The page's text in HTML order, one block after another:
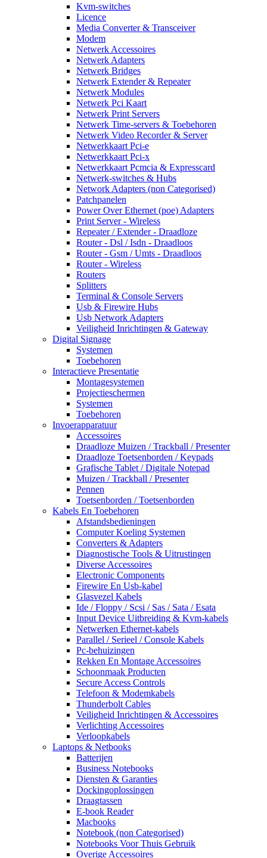
Kvm-switches
Licence
Media Converter & Transceiver
Modem
Netwerk Accessoires
Netwerk Adapters
Netwerk Bridges
Netwerk Extender & Repeater
Netwerk Modules
Netwerk Pci Kaart
Netwerk Print Servers
Netwerk Time-servers & Toebehoren
Netwerk Video Recorder & Server
Netwerkkaart Pci-e
Netwerkkaart Pci-x
Netwerkkaart Pcmcia & Expresscard
Netwerk-switches & Hubs
Network Adapters (non Categorised)
Patchpanelen
Power Over Ethernet (poe) Adapters
Print Server - Wireless
Repeater / Extender - Draadloze
Router - Dsl / Isdn - Draadloos
Router - Gsm / Umts - Draadloos
Router - Wireless
Routers
Splitters
Terminal & Console Servers
Usb & Firewire Hubs
Usb Network Adapters
Veiligheid Inrichtingen & Gateway
Digital Signage
Systemen
Toebehoren
Interactieve Presentatie
Montagesystemen
Projectieschermen
Systemen
Toebehoren
Invoerapparatuur
Accessoires
Draadloze Muizen / Trackball / Presenter
Draadloze Toetsenborden / Keypads
Grafische Tablet / Digitale Notepad
Muizen / Trackball / Presenter
Pennen
Toetsenborden / Toetsenborden
Kabels En Toebehoren
Afstandsbedieningen
Computer Koeling Systemen
Converters & Adapters
Diagnostische Tools & Uitrustingen
Diverse Accessoires
Electronic Components
Firewire En Usb-kabel
Glasvezel Kabels
Ide / Floppy / Scsi / Sas / Sata / Esata
Input Device Uitbreiding & Kvm-kabels
Netwerken Ethernet-kabels
Parallel / Serieel / Console Kabels
Pc-behuizingen
Rekken En Montage Accessoires
Schoonmaak Producten
Secure Access Controls
Telefoon & Modemkabels
Thunderbolt Cables
Veiligheid Inrichtingen & Accessoires
Verlichting Accessoires
Verloopkabels
Laptops & Netbooks
Batterijen
Business Notebooks
Diensten & Garanties
Dockingoplossingen
Draagtassen
E-book Reader
Macbooks
Notebook (non Categorised)
Notebooks Voor Thuis Gebruik
Overige Accessoires